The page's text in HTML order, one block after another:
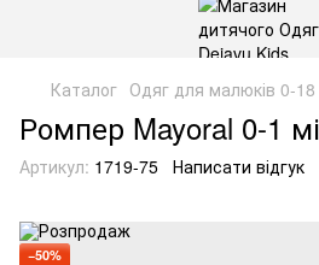
Каталог Одяг для малюків 0-18
Ромпер Mayoral 0-1
Артикул: 1719-75 Написати відгук
−50%